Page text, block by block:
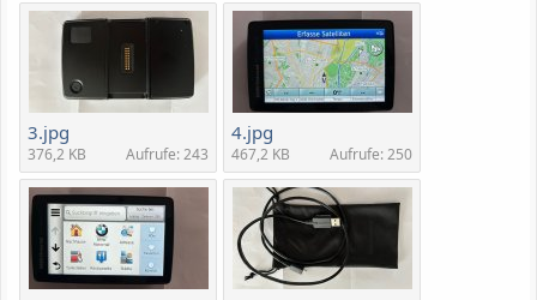
3.jpg
376,2 KB Aufrufe: 243
4.jpg
467,2 KB Aufrufe: 250